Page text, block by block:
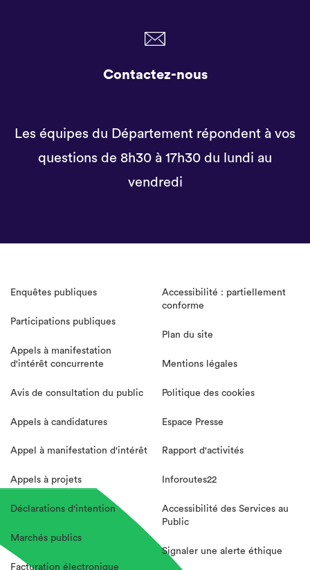
Contactez-nous
Les équipes du Département répondent à vos
questions de 8h30 à 17h30 du lundi au
vendredi
Enquêtes publiques
Participations publiques
Appels à manifestation
d'intérêt concurrente
Avis de consultation du public
Appels à candidatures
Appel à manifestation d'intérêt
Appels à projets
Déclarations d'intention
Marchés publics
Facturation électronique
Accessibilité : partiellement
conforme
Plan du site
Mentions légales
Politique des cookies
Espace Presse
Rapport d'activités
Inforoutes22
Accessibilité des Services au
Public
Signaler une alerte éthique